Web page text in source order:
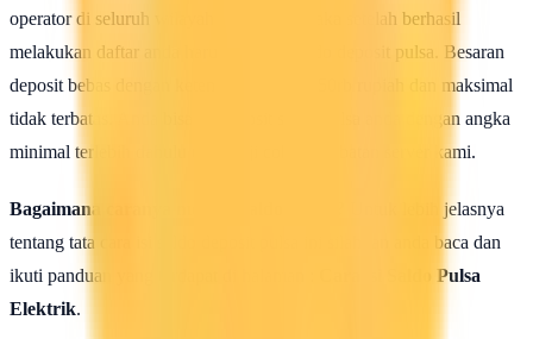
operator di seluruh wilayah Indonesia, maka setelah berhasil
melakukan daftar anda harus mengisi saldo deposit pulsa. Besaran
deposit bebas dengan ketentuan minimal 50rb rupiah dan maksimal
tidak terbatas. Anda bisa isi deposit saldo pulsa anda dengan angka
minimal terlebih dahulu untuk uji coba kehebatan server kami.
Bagaimana caranya mengisi saldo pulsa ?
Untuk lebih jelasnya
tentang tata cara isi saldo deposit pulsa ini silahkan anda baca dan
ikuti panduan yang terdapat di halaman :
Cara isi Saldo Pulsa
Elektrik.